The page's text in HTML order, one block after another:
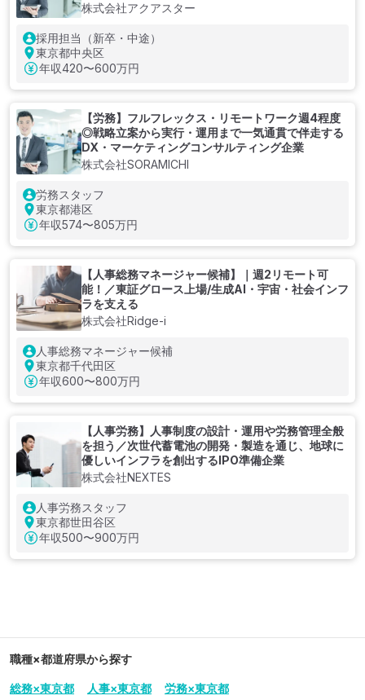
株式会社アクアスター
採用担当（新卒・中途）
東京都中央区
年収420〜600万円
【労務】フルフレックス・リモートワーク週4程度
◎戦略立案から実行・運用まで一気通貫で伴走する
DX・マーケティングコンサルティング企業
株式会社SORAMICHI
労務スタッフ
東京都港区
年収574〜805万円
【人事総務マネージャー候補】｜週2リモート可
能！／東証グロース上場/生成AI・宇宙・社会インフ
ラを支える
株式会社Ridge-i
人事総務マネージャー候補
東京都千代田区
年収600〜800万円
【人事労務】人事制度の設計・運用や労務管理全般
を担う／次世代蓄電池の開発・製造を通じ、地球に
優しいインフラを創出するIPO準備企業
株式会社NEXTES
人事労務スタッフ
東京都世田谷区
年収500〜900万円
職種×都道府県から探す
総務×東京都 人事×東京都 労務×東京都